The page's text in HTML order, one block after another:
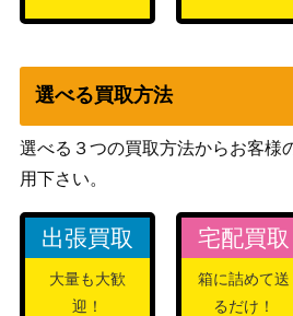
選べる買取方法
選べる３つの買取方法からお客様
用下さい。
出張買取
大量も大歓
迎！
宅配買取
箱に詰めて送
るだけ！